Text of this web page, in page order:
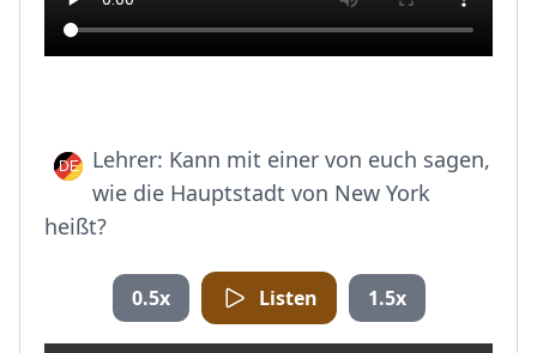
Lehrer: Kann mit einer von euch sagen,
wie die Hauptstadt von New York
heißt?
0.5x Listen 1.5x